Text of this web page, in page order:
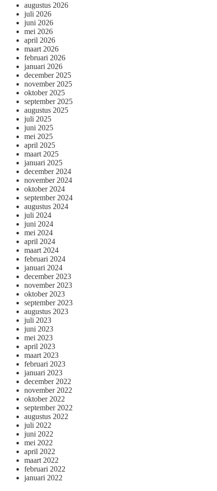
augustus 2026
juli 2026
juni 2026
mei 2026
april 2026
maart 2026
februari 2026
januari 2026
december 2025
november 2025
oktober 2025
september 2025
augustus 2025
juli 2025
juni 2025
mei 2025
april 2025
maart 2025
januari 2025
december 2024
november 2024
oktober 2024
september 2024
augustus 2024
juli 2024
juni 2024
mei 2024
april 2024
maart 2024
februari 2024
januari 2024
december 2023
november 2023
oktober 2023
september 2023
augustus 2023
juli 2023
juni 2023
mei 2023
april 2023
maart 2023
februari 2023
januari 2023
december 2022
november 2022
oktober 2022
september 2022
augustus 2022
juli 2022
juni 2022
mei 2022
april 2022
maart 2022
februari 2022
januari 2022